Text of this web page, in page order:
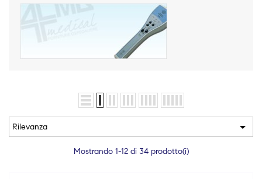
Rilevanza 
Mostrando 1-12 di 34 prodotto(i)